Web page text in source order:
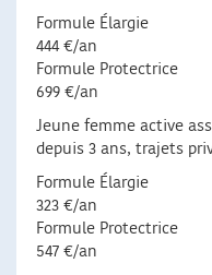
Formule Élargie
444 €/an
Formule Protectrice
699 €/an
Jeune femme active
depuis 3 ans, trajets
Formule Élargie
323 €/an
Formule Protectrice
547 €/an